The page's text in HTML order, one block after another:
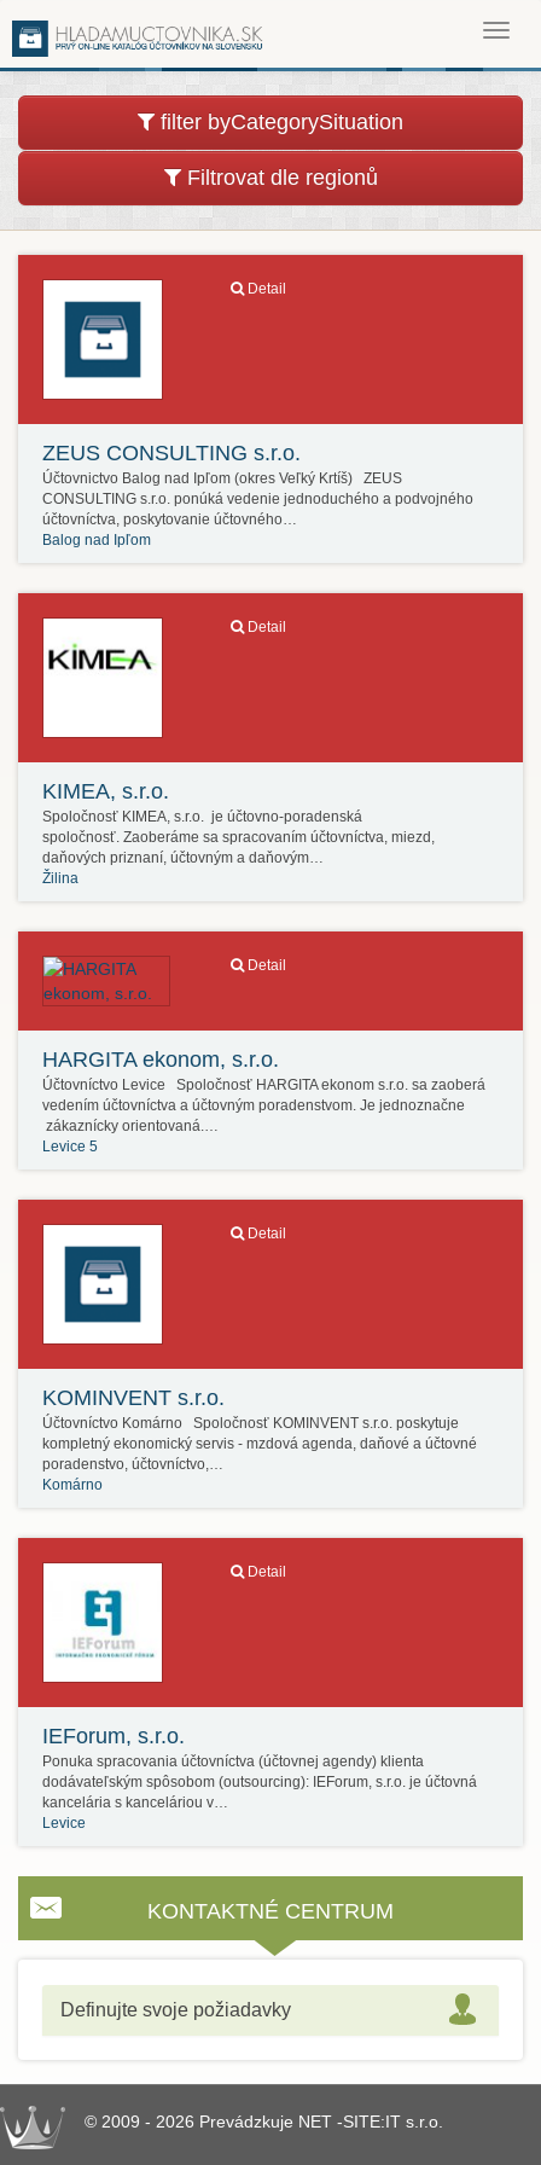
filter byCategorySituation
Filtrovat dle regionů
Detail
ZEUS CONSULTING s.r.o.
Účtovnictvo Balog nad Ipľom (okres Veľký Krtíš) ZEUS
CONSULTING s.r.o. ponúká vedenie jednoduchého a podvojného
účtovníctva, poskytovanie účtovného…
Balog nad Ipľom
Detail
KIMEA, s.r.o.
Spoločnosť KIMEA, s.r.o. je účtovno-poradenská
spoločnosť. Zaoberáme sa spracovaním účtovníctva, miezd,
daňových priznaní, účtovným a daňovým…
Žilina
Detail
HARGITA ekonom, s.r.o.
Účtovníctvo Levice Spoločnosť HARGITA ekonom s.r.o. sa zaoberá
vedením účtovníctva a účtovným poradenstvom. Je jednoznačne
zákaznícky orientovaná.…
Levice 5
Detail
KOMINVENT s.r.o.
Účtovníctvo Komárno Spoločnosť KOMINVENT s.r.o. poskytuje
kompletný ekonomický servis - mzdová agenda, daňové a účtovné
poradenstvo, účtovníctvo,…
Komárno
Detail
IEForum, s.r.o.
Ponuka spracovania účtovníctva (účtovnej agendy) klienta
dodávateľským spôsobom (outsourcing): IEForum, s.r.o. je účtovná
kancelária s kanceláriou v…
Levice
KONTAKTNÉ CENTRUM
Definujte svoje požiadavky
© 2009 - 2026 Prevádzkuje NET -SITE:IT s.r.o.